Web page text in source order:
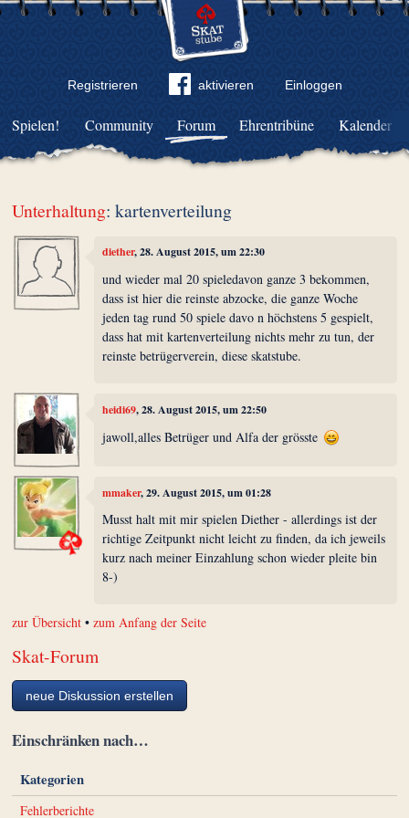
Registrieren aktivieren Einloggen
Community Forum Ehrentribüne Kalender
Spielen!
Unterhaltung: kartenverteilung
diether, 28. August 2015, um 22:30
und wieder mal 20 spieledavon ganze 3 bekommen,
dass ist hier die reinste abzocke, die ganze Woche
jeden tag rund 50 spiele davo n höchstens 5 gespielt,
dass hat mit kartenverteilung nichts mehr zu tun, der
reinste betrügerverein, diese skatstube.
heidi69, 28. August 2015, um 22:50
jawoll,alles Betrüger und Alfa der grösste
mmaker, 29. August 2015, um 01:28
Musst halt mit mir spielen Diether - allerdings ist der
richtige Zeitpunkt nicht leicht zu finden, da ich jeweils
kurz nach meiner Einzahlung schon wieder pleite bin
8-)
zur Übersicht •zum Anfang der Seite
Skat-Forum
neue Diskussion erstellen
Einschränken nach…
Kategorien
Fehlerberichte